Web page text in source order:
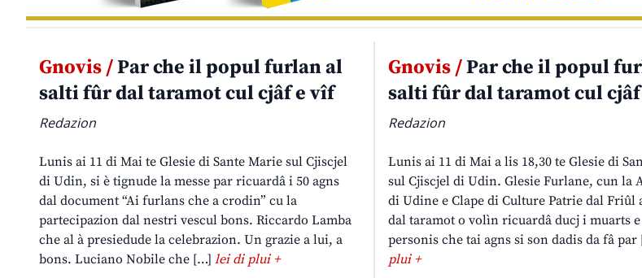
Gnovis /Par che il popul furlan al
salti fûr dal taramot cul cjâf e vîf
Redazion
Lunis ai 11 di Mai te Glesie di Sante Marie sul Cjiscjel
di Udin, si è tignude la messe par ricuardâ i 50 agns
dal document “Ai furlans che a crodin” cu la
partecipazion dal nestri vescul bons. Riccardo Lamba
che al à presiedude la celebrazion. Un grazie a lui, a
bons. Luciano Nobile che […] lei di plui +
Gnovis /Par che il popul
salti fûr dal taramot cul
Redazion
Lunis ai 11 di Mai a lis 18,30 te Glesie di
sul Cjiscjel di Udin. Glesie Furlane, cun la
di Udine e Clape di Culture Patrie dal Friûl
dal taramot o volìn ricuardâ ducj i muarts
personis che tai agns si son dadis da fâ
plui +